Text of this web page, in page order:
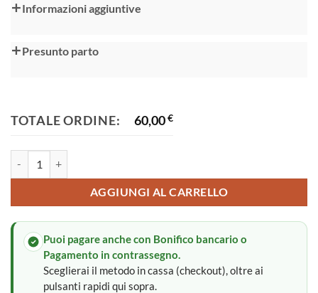
Informazioni aggiuntive
Presunto parto
TOTALE ORDINE: 60,00€
AGGIUNGI AL CARRELLO
Alternative:
Puoi pagare anche con Bonifico bancario o
Pagamento in contrassegno.
Sceglierai il metodo in cassa (checkout), oltre ai
pulsanti rapidi qui sopra.